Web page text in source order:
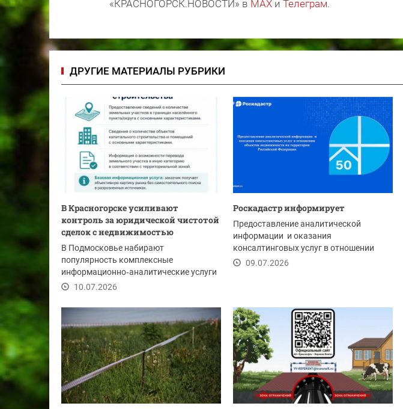
«КРАСНОГОРСК.НОВОСТИ» в MAX и Телеграм.
ДРУГИЕ МАТЕРИАЛЫ РУБРИКИ
В Красногорске усиливают
контроль за юридической чистотой
сделок с недвижимостью
В Подмосковье набирают
популярность комплексные
информационно‑аналитические услуги
по проверке объектов недвижимости.
10.07.2026
Роскадастр информирует
Предоставление аналитической
информации и оказания
консалтинговых услуг в отношении
объектов недвижимости на...
09.07.2026